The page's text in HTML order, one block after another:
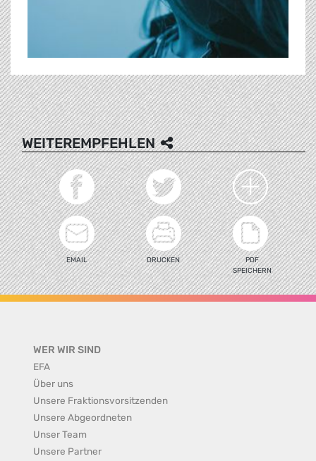
WEITEREMPFEHLEN
EMAIL DRUCKEN
PDF
SPEICHERN
WER WIR SIND
EFA
Über uns
Unsere Fraktionsvorsitzenden
Unsere Abgeordneten
Unser Team
Unsere Partner